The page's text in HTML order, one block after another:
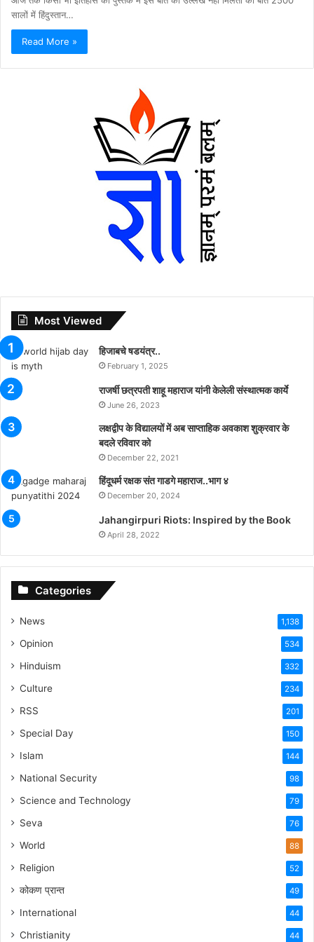
सालों में हिंदुस्तान…
Read More »
Most Viewed
हिजाबचे षडयंत्र..
February 1, 2025
राजर्षी छत्रपती शाहू महाराज यांनी केलेली संस्थात्मक कार्ये
June 26, 2023
लक्षद्वीप के विद्यालयों में अब साप्ताहिक अवकाश शुक्रवार के
बदले रविवार को
December 22, 2021
हिंदूधर्म रक्षक संत गाडगे महाराज..भाग ४
December 20, 2024
Jahangirpuri Riots: Inspired by the Book
April 28, 2022
Categories
News 1,138
Opinion 534
Hinduism 332
Culture 234
RSS 201
Special Day 150
Islam 144
National Security 98
Science and Technology 79
Seva 76
World 88
Religion 52
कोकण प्रान्त 49
International 44
Christianity 44